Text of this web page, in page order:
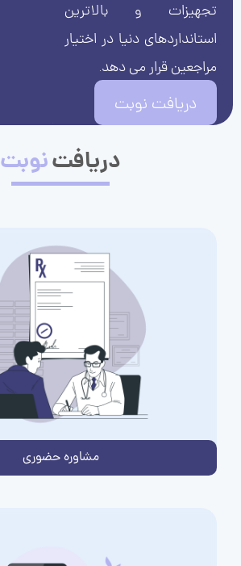
تجهیزات و بالاترین
استانداردهای دنیا در اختیار
مراجعین قرار می دهد.
دریافت نوبت
دریافتنوبت
مشاوره حضوری